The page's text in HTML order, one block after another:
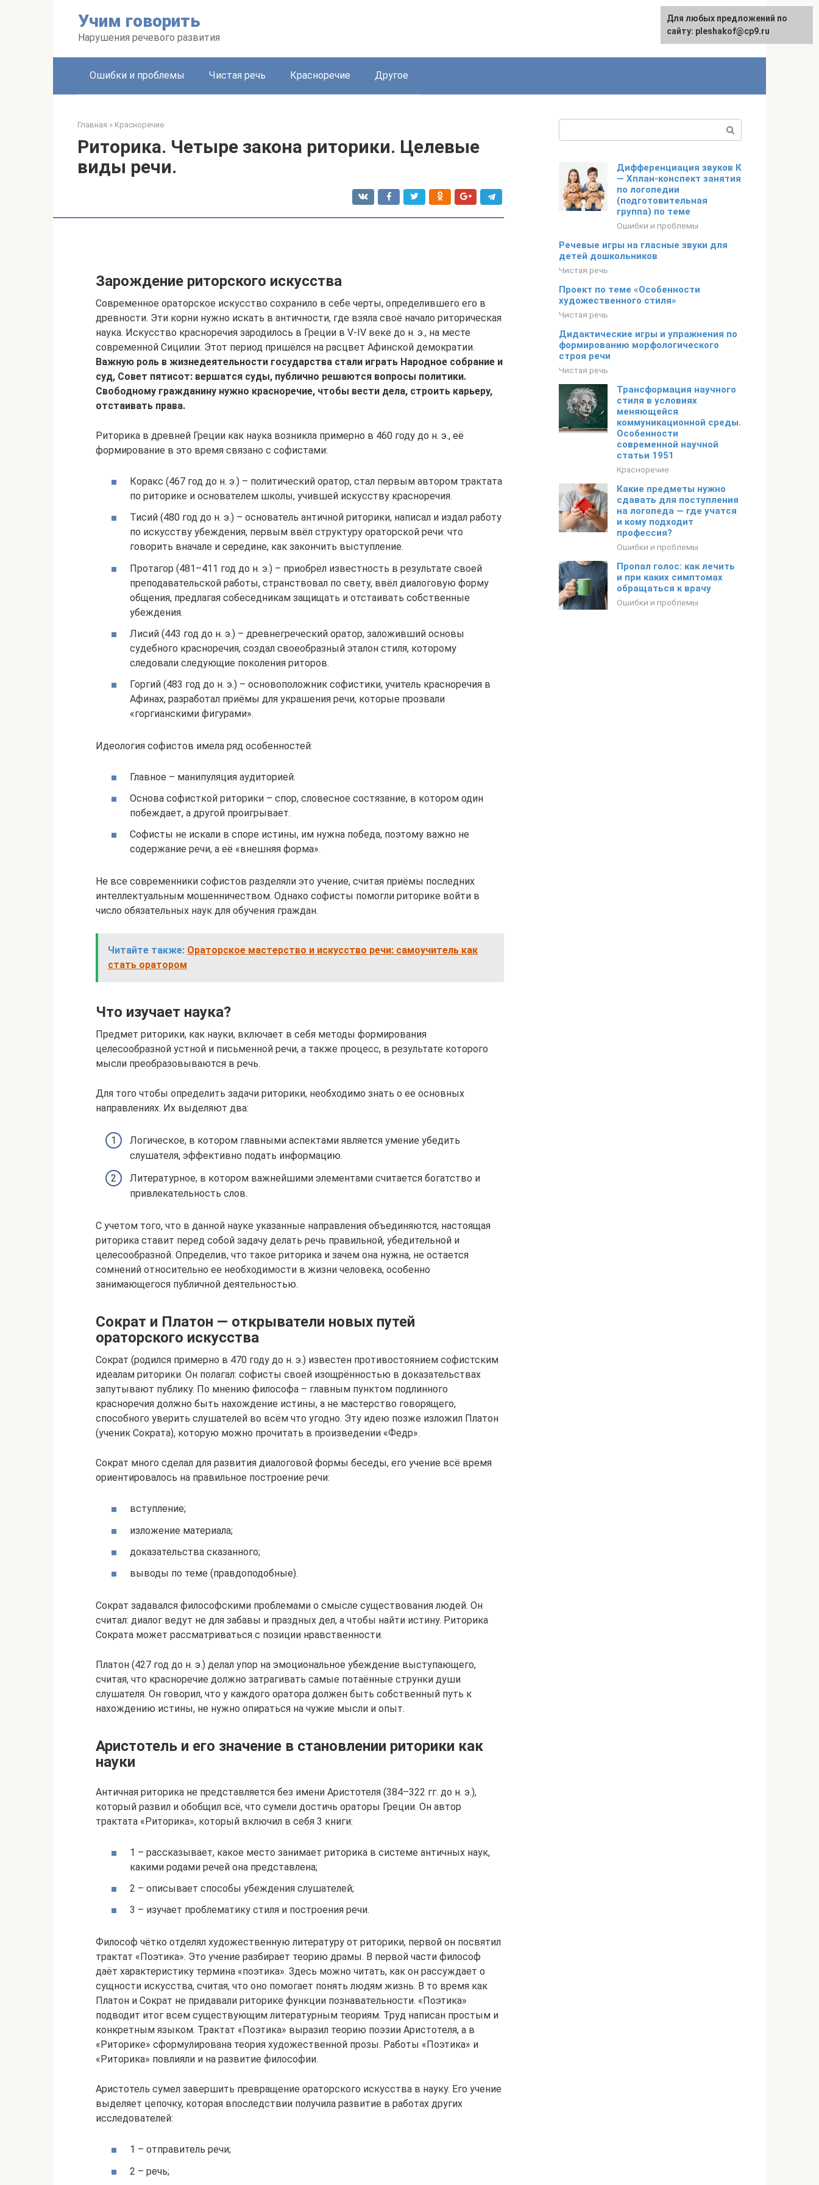
Учим говорить
Нарушения речевого развития
Ошибки и проблемы Чистая речь Красноречие Другое
Главная » Красноречие
Риторика. Четыре закона риторики. Целевые
виды речи.
Зарождение риторского искусства
Современное ораторское искусство сохранило в себе черты, определившего его в
древности. Эти корни нужно искать в античности, где взяла своё начало риторическая
наука. Искусство красноречия зародилось в Греции в V-IV веке до н. э., на месте
современной Сицилии. Этот период пришёлся на расцвет Афинской демократии.
Важную роль в жизнедеятельности государства стали играть Народное собрание и
суд, Совет пятисот: вершатся суды, публично решаются вопросы политики.
Свободному гражданину нужно красноречие, чтобы вести дела, строить карьеру,
отстаивать права.
Риторика в древней Греции как наука возникла примерно в 460 году до н. э., её
формирование в это время связано с софистами:
Коракс (467 год до н. э.) – политический оратор, стал первым автором трактата
по риторике и основателем школы, учившей искусству красноречия.
Тисий (480 год до н. э.) – основатель античной риторики, написал и издал работу
по искусству убеждения, первым ввёл структуру ораторской речи: что
говорить вначале и середине, как закончить выступление.
Протагор (481–411 год до н. э.) – приобрёл известность в результате своей
преподавательской работы, странствовал по свету, ввёл диалоговую форму
общения, предлагая собеседникам защищать и отстаивать собственные
убеждения.
Лисий (443 год до н. э.) – древнегреческий оратор, заложивший основы
судебного красноречия, создал своеобразный эталон стиля, которому
следовали следующие поколения риторов.
Горгий (483 год до н. э.) – основоположник софистики, учитель красноречия в
Афинах, разработал приёмы для украшения речи, которые прозвали
«горгианскими фигурами».
Идеология софистов имела ряд особенностей:
Главное – манипуляция аудиторией.
Основа софисткой риторики – спор, словесное состязание, в котором один
побеждает, а другой проигрывает.
Софисты не искали в споре истины, им нужна победа, поэтому важно не
содержание речи, а её «внешняя форма».
Не все современники софистов разделяли это учение, считая приёмы последних
интеллектуальным мошенничеством. Однако софисты помогли риторике войти в
число обязательных наук для обучения граждан.
Читайте также: Ораторское мастерство и искусство речи: самоучитель как
стать оратором
Что изучает наука?
Предмет риторики, как науки, включает в себя методы формирования
целесообразной устной и письменной речи, а также процесс, в результате которого
мысли преобразовываются в речь.
Для того чтобы определить задачи риторики, необходимо знать о ее основных
направлениях. Их выделяют два:
Логическое, в котором главными аспектами является умение убедить
слушателя, эффективно подать информацию.
Литературное, в котором важнейшими элементами считается богатство и
привлекательность слов.
С учетом того, что в данной науке указанные направления объединяются, настоящая
риторика ставит перед собой задачу делать речь правильной, убедительной и
целесообразной. Определив, что такое риторика и зачем она нужна, не остается
сомнений относительно ее необходимости в жизни человека, особенно
занимающегося публичной деятельностью.
Сократ и Платон — открыватели новых путей
ораторского искусства
Сократ (родился примерно в 470 году до н. э.) известен противостоянием софистским
идеалам риторики. Он полагал: софисты своей изощрённостью в доказательствах
запутывают публику. По мнению философа – главным пунктом подлинного
красноречия должно быть нахождение истины, а не мастерство говорящего,
способного уверить слушателей во всём что угодно. Эту идею позже изложил Платон
(ученик Сократа), которую можно прочитать в произведении «Федр».
Сократ много сделал для развития диалоговой формы беседы, его учение всё время
ориентировалось на правильное построение речи:
вступление;
изложение материала;
доказательства сказанного;
выводы по теме (правдоподобные).
Сократ задавался философскими проблемами о смысле существования людей. Он
считал: диалог ведут не для забавы и праздных дел, а чтобы найти истину. Риторика
Сократа может рассматриваться с позиции нравственности.
Платон (427 год до н. э.) делал упор на эмоциональное убеждение выступающего,
считая, что красноречие должно затрагивать самые потаённые струнки души
слушателя. Он говорил, что у каждого оратора должен быть собственный путь к
нахождению истины, не нужно опираться на чужие мысли и опыт.
Аристотель и его значение в становлении риторики как
науки
Античная риторика не представляется без имени Аристотеля (384–322 гг. до н. э.),
который развил и обобщил всё, что сумели достичь ораторы Греции. Он автор
трактата «Риторика», который включил в себя 3 книги:
1 – рассказывает, какое место занимает риторика в системе античных наук,
какими родами речей она представлена;
2 – описывает способы убеждения слушателей;
3 – изучает проблематику стиля и построения речи.
Философ чётко отделял художественную литературу от риторики, первой он посвятил
трактат «Поэтика». Это учение разбирает теорию драмы. В первой части философ
даёт характеристику термина «поэтика». Здесь можно читать, как он рассуждает о
сущности искусства, считая, что оно помогает понять людям жизнь. В то время как
Платон и Сократ не придавали риторике функции познавательности. «Поэтика»
подводит итог всем существующим литературным теориям. Труд написан простым и
конкретным языком. Трактат «Поэтика» выразил теорию поэзии Аристотеля, а в
«Риторике» сформулирована теория художественной прозы. Работы «Поэтика» и
«Риторика» повлияли и на развитие философии.
Аристотель сумел завершить превращение ораторского искусства в науку. Его учение
выделяет цепочку, которая впоследствии получила развитие в работах других
исследователей:
1 – отправитель речи;
2 – речь;
Дифференциация звуков К
— Хплан-конспект занятия
по логопедии
(подготовительная
группа) по теме
Ошибки и проблемы
Речевые игры на гласные звуки для
детей дошкольников
Чистая речь
Проект по теме «Особенности
художественного стиля»
Чистая речь
Дидактические игры и упражнения по
формированию морфологического
строя речи
Чистая речь
Трансформация научного
стиля в условиях
меняющейся
коммуникационной среды.
Особенности
современной научной
статьи 1951
Красноречие
Какие предметы нужно
сдавать для поступления
на логопеда — где учатся
и кому подходит
профессия?
Ошибки и проблемы
Пропал голос: как лечить
и при каких симптомах
обращаться к врачу
Ошибки и проблемы
Для любых предложений по
сайту: pleshakof@cp9.ru